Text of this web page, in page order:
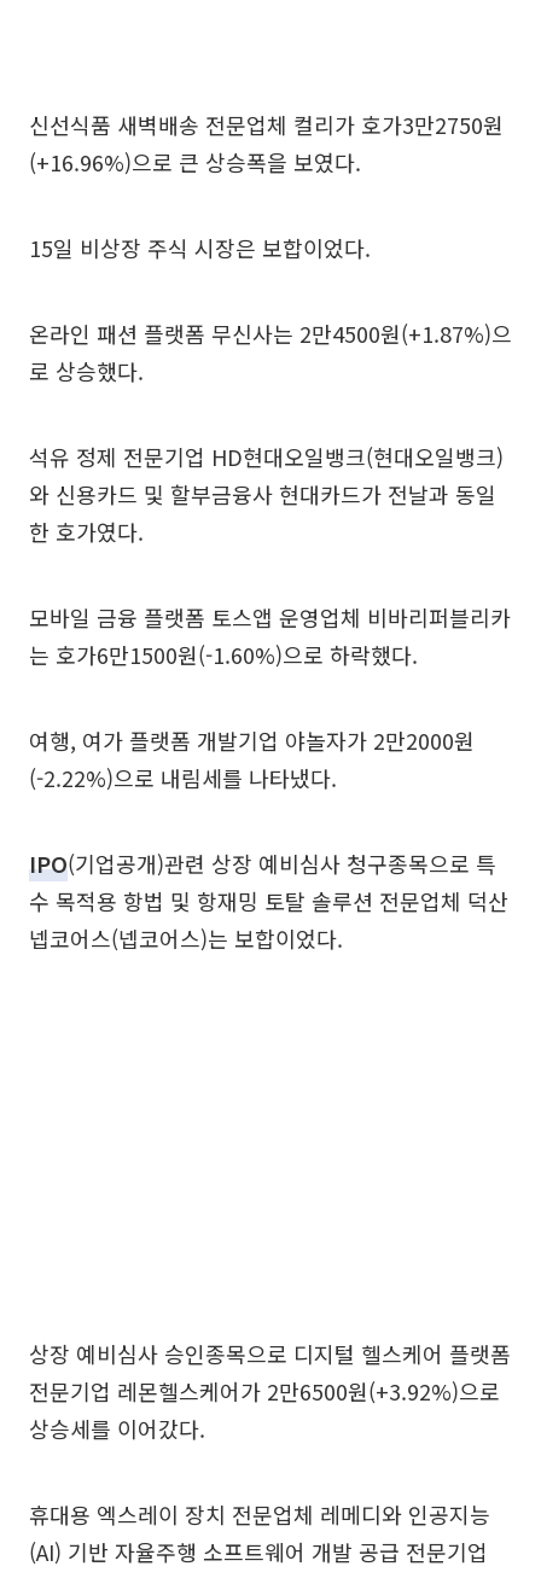
신선식품 새벽배송 전문업체 컬리가 호가3만2750원
(+16.96%)으로 큰 상승폭을 보였다.
15일 비상장 주식 시장은 보합이었다.
온라인 패션 플랫폼 무신사는 2만4500원(+1.87%)으
로 상승했다.
석유 정제 전문기업 HD현대오일뱅크(현대오일뱅크)
와 신용카드 및 할부금융사 현대카드가 전날과 동일
한 호가였다.
모바일 금융 플랫폼 토스앱 운영업체 비바리퍼블리카
는 호가6만1500원(-1.60%)으로 하락했다.
여행, 여가 플랫폼 개발기업 야놀자가 2만2000원
(-2.22%)으로 내림세를 나타냈다.
IPO(기업공개)관련 상장 예비심사 청구종목으로 특
수 목적용 항법 및 항재밍 토탈 솔루션 전문업체 덕산
넵코어스(넵코어스)는 보합이었다.
상장 예비심사 승인종목으로 디지털 헬스케어 플랫폼
전문기업 레몬헬스케어가 2만6500원(+3.92%)으로
상승세를 이어갔다.
휴대용 엑스레이 장치 전문업체 레메디와 인공지능
(AI) 기반 자율주행 소프트웨어 개발 공급 전문기업